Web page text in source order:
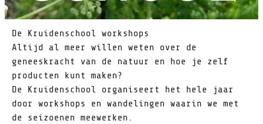
De Kruidenschool workshops
Altijd al meer willen weten over de
geneeskracht van de natuur en hoe je zelf
producten kunt maken?
De Kruidenschool organiseert het hele jaar
door workshops en wandelingen waarin we met
de seizoenen meewerken.